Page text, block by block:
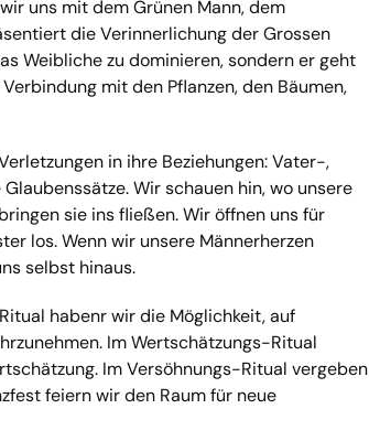
uns mit dem Grünen Mann, dem
die Verinnerlichung der Grossen
Weibliche zu dominieren, sondern er geht
mit den Pflanzen, den Bäumen,
in ihre Beziehungen: Vater-,
Wir schauen hin, wo unsere
sie ins fließen. Wir öffnen uns für
los. Wenn wir unsere Männerherzen
selbst hinaus.
habenr wir die Möglichkeit, auf
Im Wertschätzungs-Ritual
Im Versöhnungs-Ritual vergeben
feiern wir den Raum für neue